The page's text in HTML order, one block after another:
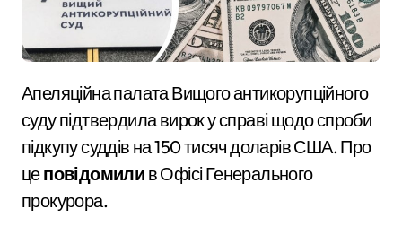
Апеляційна палата Вищого антикорупційного
суду підтвердила вирок у справі щодо спроби
підкупу суддів на 150 тисяч доларів США. Про
цеповідомили в Офісі Генерального
прокурора.